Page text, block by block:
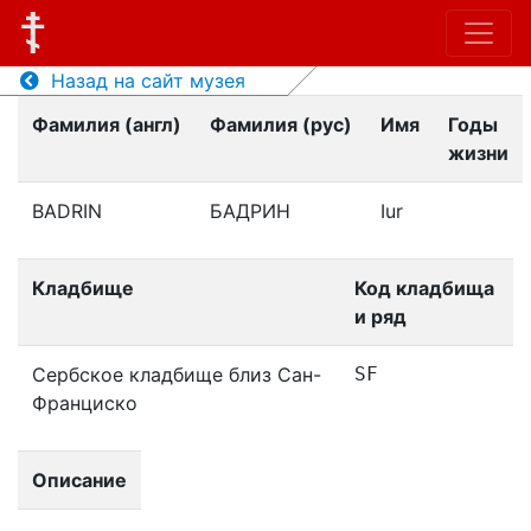
Назад на сайт музея
Фамилия (англ)
Фамилия (рус) Имя
Годы
жизни
BADRIN БАДРИН Iur
Кладбище
Код кладбища
и ряд
Сербское кладбище близ Сан-
Франциско
SF
Описание